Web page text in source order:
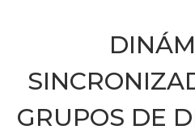
GRUPOS DE